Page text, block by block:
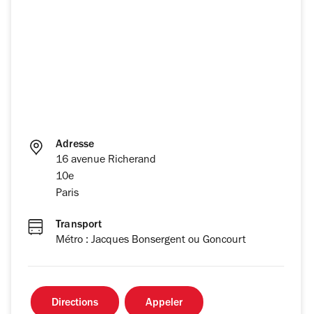
Adresse
16 avenue Richerand
10e
Paris
Transport
Métro : Jacques Bonsergent ou Goncourt
Directions Appeler